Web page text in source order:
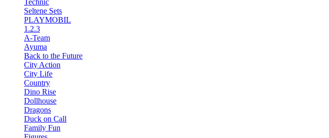
Technic
Seltene Sets
PLAYMOBIL
1.2.3
A-Team
Ayuma
Back to the Future
City Action
City Life
Country
Dino Rise
Dollhouse
Dragons
Duck on Call
Family Fun